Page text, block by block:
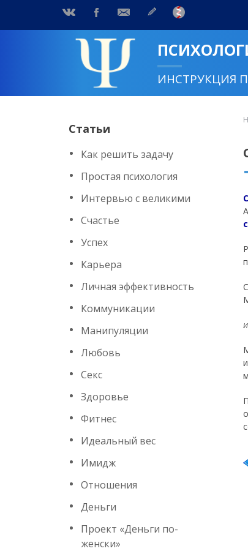
ИНСТРУКЦИЯ
Статьи
Как решить задачу
Простая психология
Интервью с великими
Счастье
Успех
Карьера
Личная эффективность
Коммуникации
Манипуляции
Любовь
Секс
Здоровье
Фитнес
Идеальный вес
Имидж
Отношения
Деньги
Проект «Деньги по-
женски»